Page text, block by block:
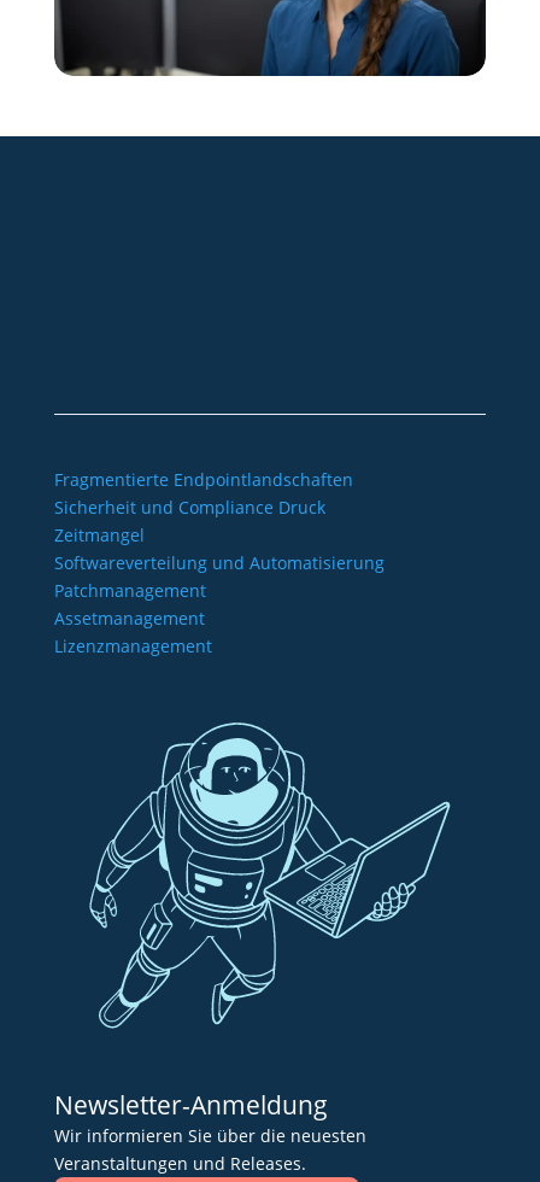
Fragmentierte Endpointlandschaften
Sicherheit und Compliance Druck
Zeitmangel
Softwareverteilung und Automatisierung
Patchmanagement
Assetmanagement
Lizenzmanagement
Newsletter-Anmeldung
Wir informieren Sie über die neuesten
Veranstaltungen und Releases.